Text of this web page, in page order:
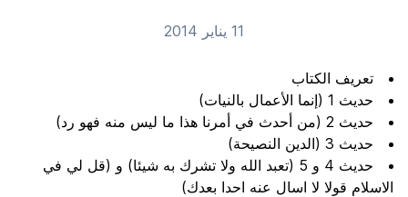
11 يناير 2014
تعريف الكتاب
حديث 1 (إنما الأعمال بالنيات)
حديث 2 (من أحدث في أمرنا هذا ما ليس منه فهو رد)
حديث 3 (الدين النصيحة)
حديث 4 و 5 (تعبد الله ولا تشرك به شيئا) و (قل لي في
الاسلام قولا لا اسال عنه احدا بعدك)